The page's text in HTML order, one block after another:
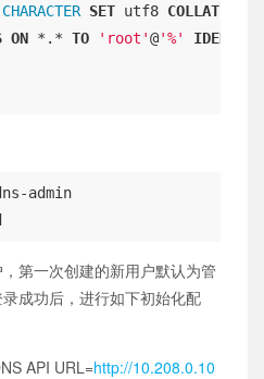
CHARACTER SET utf8 COLLATE
ON *.* TO 'root'@'%'
admin
第一次创建的新用户默认为管
成功后，进行如下初始化配
API URL=http://10.208.0.10